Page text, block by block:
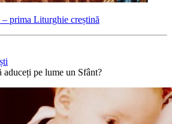
– prima Liturghie creștină
aduceți pe lume un Sfânt?